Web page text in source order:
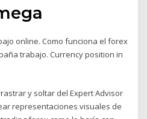
online. Como funciona el forex
trabajo. Currency position in
y soltar del Expert Advisor
representaciones visuales de